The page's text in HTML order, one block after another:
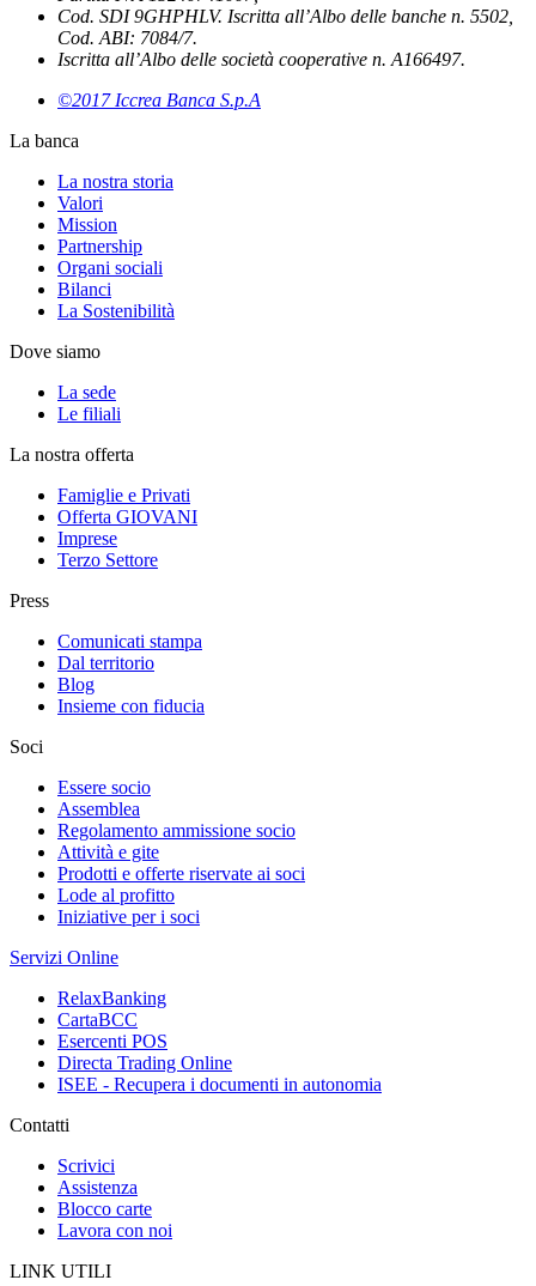
Cod. SDI 9GHPHLV. Iscritta all’Albo delle banche n. 5502,
Cod. ABI: 7084/7.
Iscritta all’Albo delle società cooperative n. A166497.
©2017 Iccrea Banca S.p.A
La banca
La nostra storia
Valori
Mission
Partnership
Organi sociali
Bilanci
La Sostenibilità
Dove siamo
La sede
Le filiali
La nostra offerta
Famiglie e Privati
Offerta GIOVANI
Imprese
Terzo Settore
Press
Comunicati stampa
Dal territorio
Blog
Insieme con fiducia
Soci
Essere socio
Assemblea
Regolamento ammissione socio
Attività e gite
Prodotti e offerte riservate ai soci
Lode al profitto
Iniziative per i soci
Servizi Online
RelaxBanking
CartaBCC
Esercenti POS
Directa Trading Online
ISEE - Recupera i documenti in autonomia
Contatti
Scrivici
Assistenza
Blocco carte
Lavora con noi
LINK UTILI